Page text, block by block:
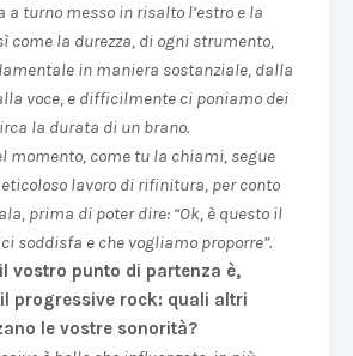
a turno messo in risalto l’estro e la
come la durezza, di ogni strumento,
in maniera sostanziale, dalla
voce, e difficilmente ci poniamo dei
la durata di un brano.
momento, come tu la chiami, segue
lavoro di rifinitura, per conto
prima di poter dire: “Ok, è questo il
soddisfa e che vogliamo proporre”.
vostro punto di partenza è,
progressive rock: quali altri
le vostre sonorità?